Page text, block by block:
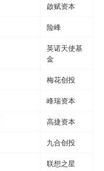
啟赋资本
险峰
英诺天使基
金
梅花创投
峰瑞资本
高捷资本
九合创投
联想之星